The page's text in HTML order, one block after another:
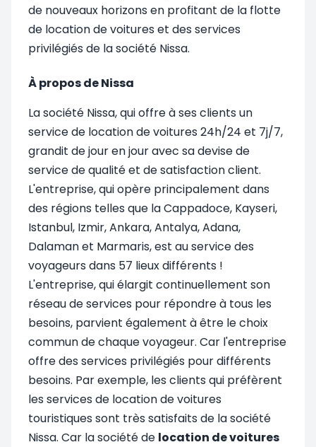
de nouveaux horizons en profitant de la flotte
de location de voitures et des services
privilégiés de la société Nissa.
À propos de Nissa
La société Nissa, qui offre à ses clients un
service de location de voitures 24h/24 et 7j/7,
grandit de jour en jour avec sa devise de
service de qualité et de satisfaction client.
L'entreprise, qui opère principalement dans
des régions telles que la Cappadoce, Kayseri,
Istanbul, Izmir, Ankara, Antalya, Adana,
Dalaman et Marmaris, est au service des
voyageurs dans 57 lieux différents !
L'entreprise, qui élargit continuellement son
réseau de services pour répondre à tous les
besoins, parvient également à être le choix
commun de chaque voyageur. Car l'entreprise
offre des services privilégiés pour différents
besoins. Par exemple, les clients qui préfèrent
les services de location de voitures
touristiques sont très satisfaits de la société
Nissa. Car la société de location de voitures